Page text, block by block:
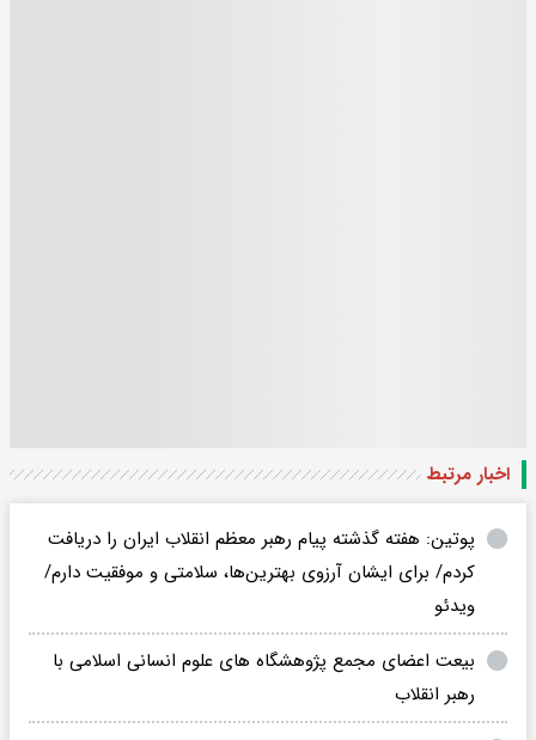
اخبار مرتبط
پوتین: هفته گذشته پیام رهبر معظم انقلاب ایران را دریافت
کردم/ برای ایشان آرزوی بهترین‌ها، سلامتی و موفقیت دارم/
ویدئو
بیعت اعضای مجمع پژوهشگاه های علوم انسانی اسلامی با
رهبر انقلاب